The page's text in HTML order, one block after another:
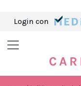
Login con